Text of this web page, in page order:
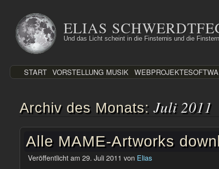
Inhalt
springen
ELIAS
Und das Licht scheint in die Finsternis und die
START VORSTELLUNG MUSIK WEBPROJEKTE
Archiv des Monats: Juli 2011
Alle MAME-Artworks
Veröffentlicht am 29. Juli 2011 von Elias